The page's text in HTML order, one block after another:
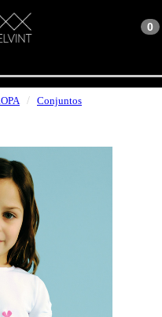
Toggle
0
A PARTIR DE 50€
Conjuntos